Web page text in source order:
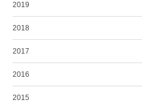
2019
2018
2017
2016
2015